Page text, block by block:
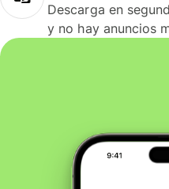
Descarga en
y no hay anuncios